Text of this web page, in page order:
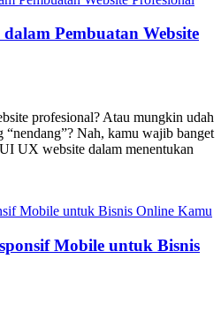
Pembuatan Website
profesional? Atau mungkin udah
Nah, kamu wajib banget
UX website dalam menentukan
Mobile untuk Bisnis